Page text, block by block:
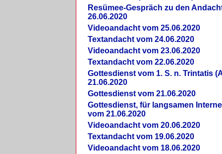
Re­sü­mee-Gespräch zu den
26.06.2020
Videoandacht vom 25.06.2020
Textandacht vom 24.06.2020
Videoandacht vom 23.06.2020
Textandacht vom 22.06.2020
Gottesdienst vom 1. S. n. Trintatis
21.06.2020
Gottesdienst vom 21.06.2020
Gottesdienst, für langsamen
vom 21.06.2020
Videoandacht vom 20.06.2020
Textandacht vom 19.06.2020
Videoandacht vom 18.06.2020